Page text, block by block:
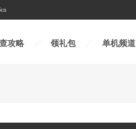
攻略 领礼包 单机频道